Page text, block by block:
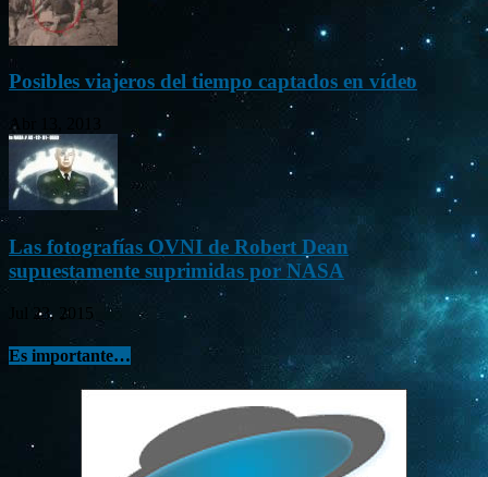
Posibles viajeros del tiempo captados en vídeo
Abr 13, 2013
Las fotografías OVNI de Robert Dean
supuestamente suprimidas por NASA
Jul 23, 2015
Es importante…